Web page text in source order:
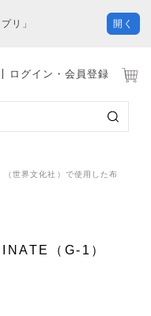
世界文化社）で使用した布
ログイン・会員登録
（G-1）
リ」 開く